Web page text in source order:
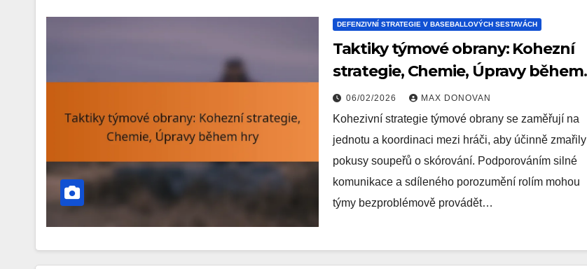
DEFENZIVNÍ STRATEGIE V BASEBALLOVÝCH SESTAVÁCH
Taktiky týmové obrany: Kohezní
strategie, Chemie, Úpravy během
hry06/02/2026 MAX DONOVAN
Kohezivní strategie týmové obrany se zaměřují na
jednotu a koordinaci mezi hráči, aby účinně zmařily
pokusy soupeřů o skórování. Podporováním silné
komunikace a sdíleného porozumění rolím mohou
týmy bezproblémově provádět…